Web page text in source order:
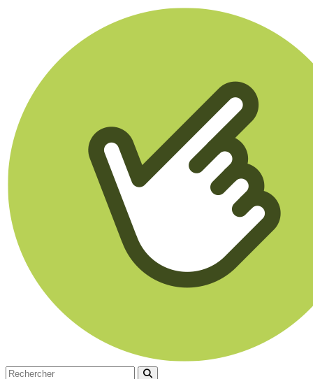
Rechercher
Rechercher